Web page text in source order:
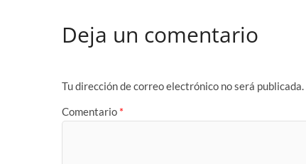
Deja un comentario
Tu dirección de correo electrónico no será publicada.
Comentario *